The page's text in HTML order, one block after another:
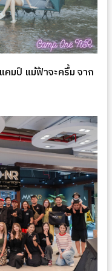
มป์ แม้ฟ้าจะครึ้ม จาก